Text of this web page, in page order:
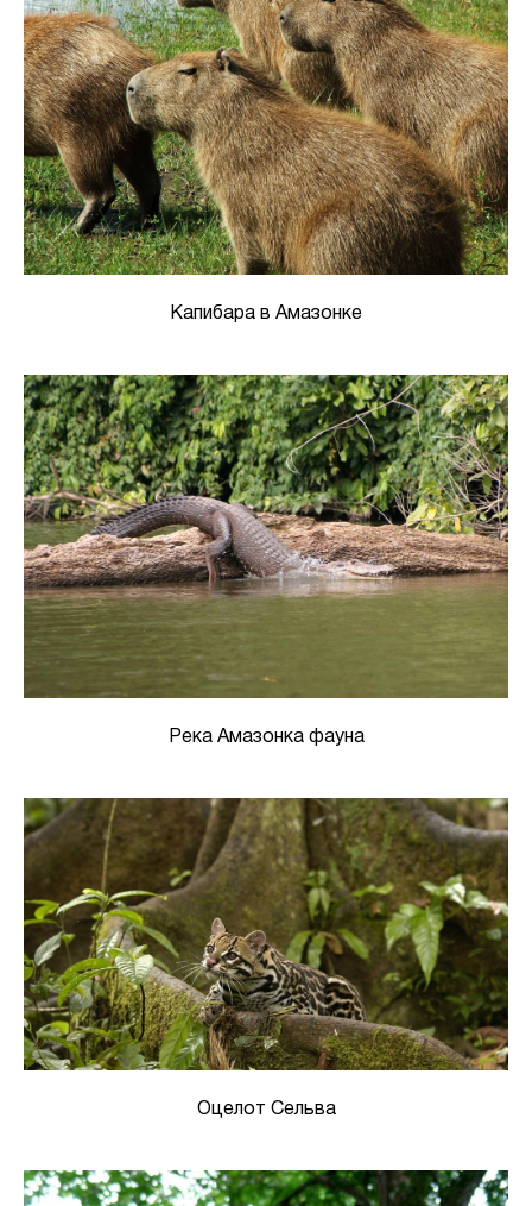
Капибара в Амазонке
Река Амазонка фауна
Оцелот Сельва